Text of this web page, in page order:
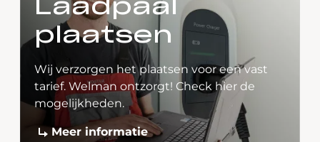
Laadpaal
plaatsen
Wij verzorgen het plaatsen voor een vast
tarief. Welman ontzorgt! Check hier de
mogelijkheden.
Meer informatie